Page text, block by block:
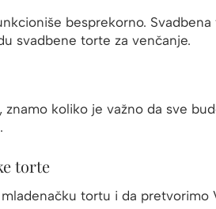
besprekorno.
svadbene torte za venčanje.
koliko je važno da sve
torte
tortu i da